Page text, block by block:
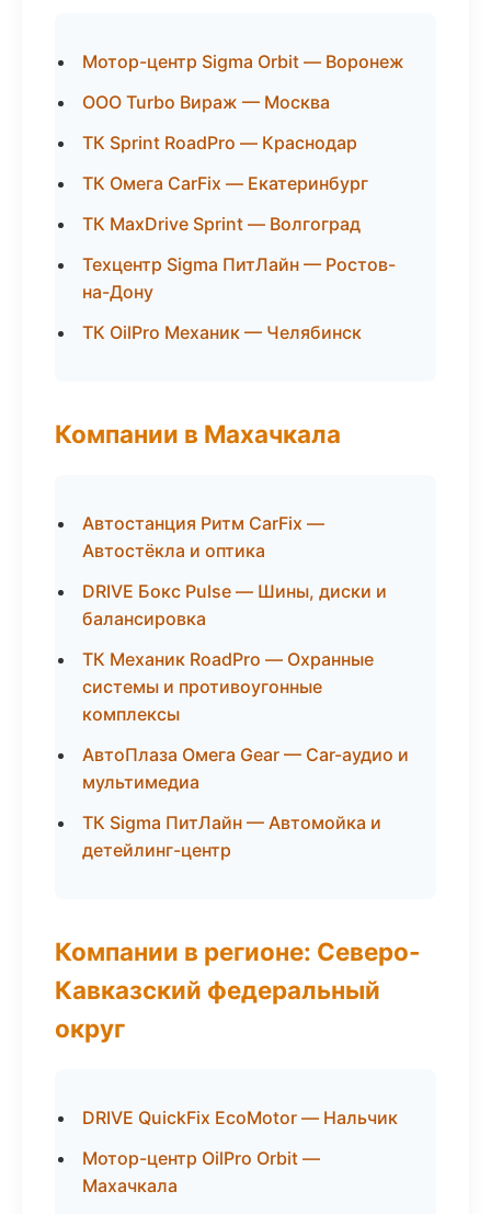
Мотор-центр Sigma Orbit — Воронеж
ООО Turbo Вираж — Москва
ТК Sprint RoadPro — Краснодар
ТК Омега CarFix — Екатеринбург
ТК MaxDrive Sprint — Волгоград
Техцентр Sigma ПитЛайн — Ростов-
на-Дону
ТК OilPro Механик — Челябинск
Компании в Махачкала
Автостанция Ритм CarFix —
Автостёкла и оптика
DRIVE Бокс Pulse — Шины, диски и
балансировка
ТК Механик RoadPro — Охранные
системы и противоугонные
комплексы
АвтоПлаза Омега Gear — Car-аудио и
мультимедиа
ТК Sigma ПитЛайн — Автомойка и
детейлинг-центр
Компании в регионе: Северо-
Кавказский федеральный
округ
DRIVE QuickFix EcoMotor — Нальчик
Мотор-центр OilPro Orbit —
Махачкала